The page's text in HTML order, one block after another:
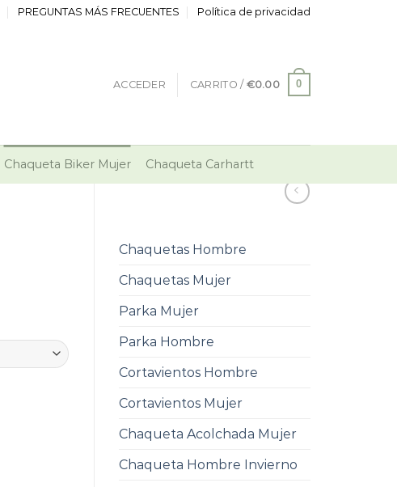
PREGUNTAS MÁS FRECUENTES Política de privacidad
ACCEDER CARRITO / €0.00 0
Chaqueta Biker Mujer Chaqueta Carhartt
Chaquetas Hombre
Chaquetas Mujer
Parka Mujer
Parka Hombre
Cortavientos Hombre
Cortavientos Mujer
Chaqueta Acolchada Mujer
Chaqueta Hombre Invierno